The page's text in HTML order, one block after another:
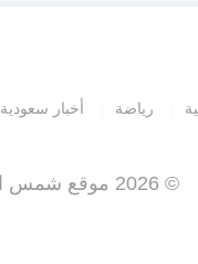
رياضة أخبار سعودية
© 2026 موقع شمس الاخباري